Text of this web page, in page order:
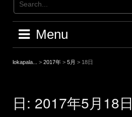
Menu
lokapala... > 2017年 > 5月 > 18日
日: 2017年5月18日